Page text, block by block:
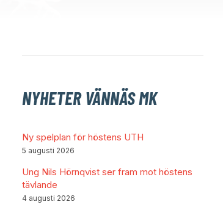
NYHETER VÄNNÄS MK
Ny spelplan för höstens UTH
5 augusti 2026
Ung Nils Hörnqvist ser fram mot höstens
tävlande
4 augusti 2026